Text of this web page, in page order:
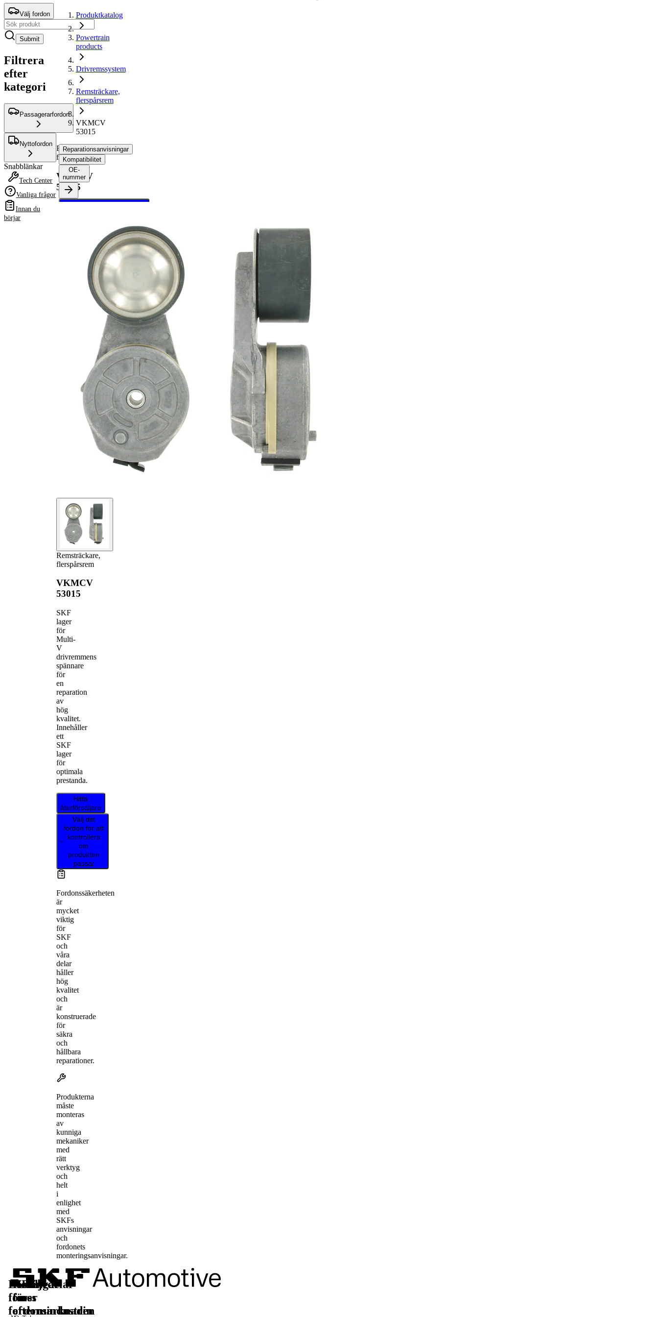
Välj fordon
Submit
Filtrera
efter
kategori
Passagerarfordon
Nyttofordon
Snabblänkar
Tech Center
Vanliga frågor
Innan du
börjar
Produktkatalog
Powertrain
products
Drivremssystem
Remsträckare,
flerspårsrem
VKMCV
53015
Remsträckare,
flerspårsrem
VKMCV
53015
Remsträckare,
flerspårsrem
VKMCV
53015
SKF
lager
för
Multi-
V
drivremmens
spännare
för
en
reparation
av
hög
kvalitet.
Innehåller
ett
SKF
lager
för
optimala
prestanda.
Hitta
återförsäljare
Välj ditt
fordon för att
kontrollera
om
produkten
passar
Fordonssäkerheten
är
mycket
viktig
för
SKF
och
våra
delar
håller
hög
kvalitet
och
är
konstruerade
för
säkra
och
hållbara
reparationer.
Produkterna
måste
monteras
av
kunniga
mekaniker
med
rätt
verktyg
och
helt
i
enlighet
med
SKFs
anvisningar
och
fordonets
monteringsanvisningar.
Reparationsanvisningar
Kompatibilitet
OE-
nummer
Välj ditt fordon för att
Lösningar
för
fordonsindustrin
Reservdelar
för
eftermarknaden
Läs
mer
Följ
oss